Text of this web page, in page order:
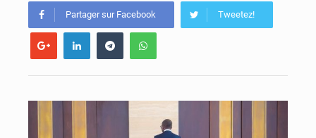
Partager sur Facebook Tweetez!